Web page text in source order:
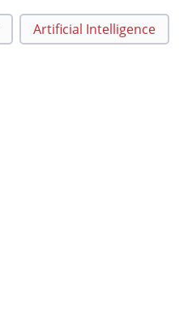
Artificial Intelligence